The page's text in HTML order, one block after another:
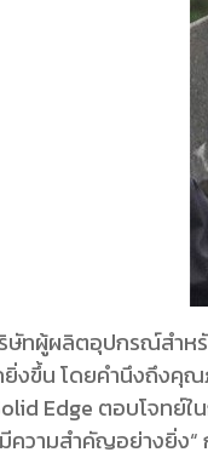
ริษัทผู้ผลิตอุปกรณ์สำห
งขึ้น โดยคำนึงถึงคุณ
Edge ตอบโจทย์
วามสำคัญอย่างยิ่ง“